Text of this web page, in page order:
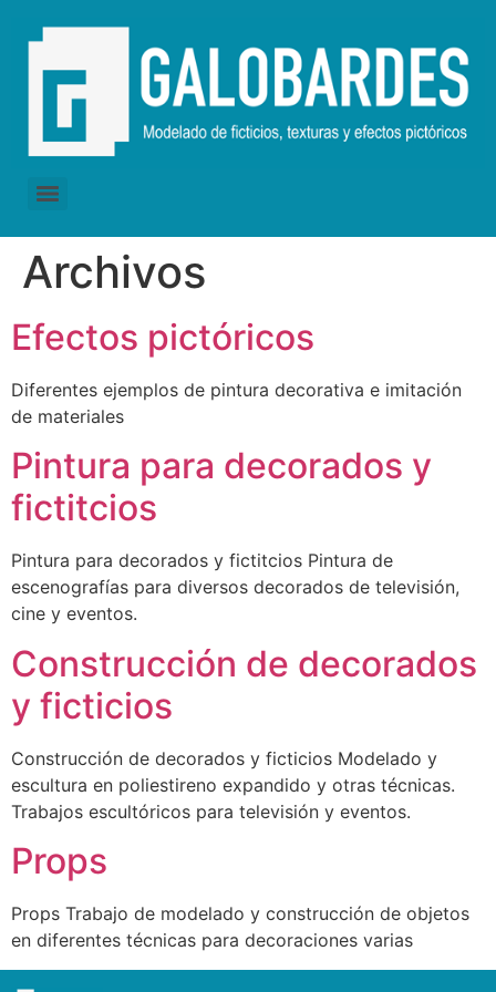
Archivos
Efectos pictóricos
Diferentes ejemplos de pintura decorativa e imitación
de materiales
Pintura para decorados y
fictitcios
Pintura para decorados y fictitcios Pintura de
escenografías para diversos decorados de televisión,
cine y eventos.
Construcción de decorados
y ficticios
Construcción de decorados y ficticios Modelado y
escultura en poliestireno expandido y otras técnicas.
Trabajos escultóricos para televisión y eventos.
Props
Props Trabajo de modelado y construcción de objetos
en diferentes técnicas para decoraciones varias